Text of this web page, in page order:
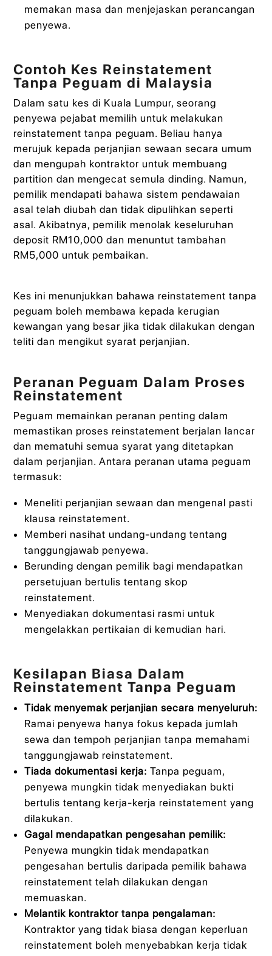
memakan masa dan menjejaskan perancangan
penyewa.
Contoh Kes Reinstatement
Tanpa Peguam di Malaysia
Dalam satu kes di Kuala Lumpur, seorang
penyewa pejabat memilih untuk melakukan
reinstatement tanpa peguam. Beliau hanya
merujuk kepada perjanjian sewaan secara umum
dan mengupah kontraktor untuk membuang
partition dan mengecat semula dinding. Namun,
pemilik mendapati bahawa sistem pendawaian
asal telah diubah dan tidak dipulihkan seperti
asal. Akibatnya, pemilik menolak keseluruhan
deposit RM10,000 dan menuntut tambahan
RM5,000 untuk pembaikan.
Kes ini menunjukkan bahawa reinstatement tanpa
peguam boleh membawa kepada kerugian
kewangan yang besar jika tidak dilakukan dengan
teliti dan mengikut syarat perjanjian.
Peranan Peguam Dalam Proses
Reinstatement
Peguam memainkan peranan penting dalam
memastikan proses reinstatement berjalan lancar
dan mematuhi semua syarat yang ditetapkan
dalam perjanjian. Antara peranan utama peguam
termasuk:
Meneliti perjanjian sewaan dan mengenal pasti
klausa reinstatement.
Memberi nasihat undang-undang tentang
tanggungjawab penyewa.
Berunding dengan pemilik bagi mendapatkan
persetujuan bertulis tentang skop
reinstatement.
Menyediakan dokumentasi rasmi untuk
mengelakkan pertikaian di kemudian hari.
Kesilapan Biasa Dalam
Reinstatement Tanpa Peguam
Tidak menyemak perjanjian secara menyeluruh:
Ramai penyewa hanya fokus kepada jumlah
sewa dan tempoh perjanjian tanpa memahami
tanggungjawab reinstatement.
Tiada dokumentasi kerja: Tanpa peguam,
penyewa mungkin tidak menyediakan bukti
bertulis tentang kerja-kerja reinstatement yang
dilakukan.
Gagal mendapatkan pengesahan pemilik:
Penyewa mungkin tidak mendapatkan
pengesahan bertulis daripada pemilik bahawa
reinstatement telah dilakukan dengan
memuaskan.
Melantik kontraktor tanpa pengalaman:
Kontraktor yang tidak biasa dengan keperluan
reinstatement boleh menyebabkan kerja tidak